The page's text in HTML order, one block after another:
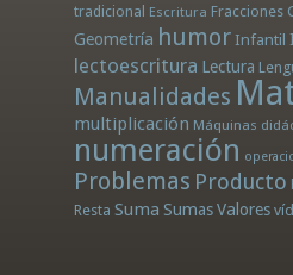
tradicional Escritura Fracciones
Geometría humor Infantil
lectoescritura Lectura
Manualidades
multiplicación Máquinas
numeración
Problemas Producto
Resta Suma SumasValores